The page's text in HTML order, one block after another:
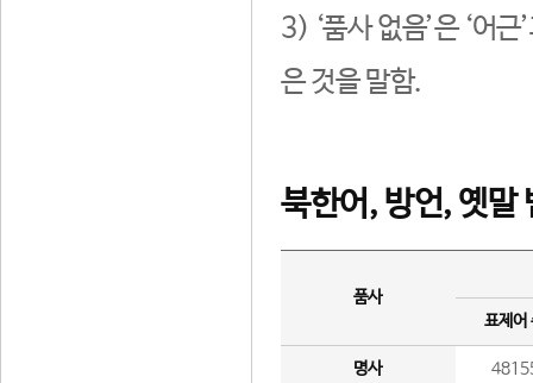
3) ‘품사 없음’은 ‘어
은 것을 말함.
북한어, 방언, 옛말
품사
표제어
명사